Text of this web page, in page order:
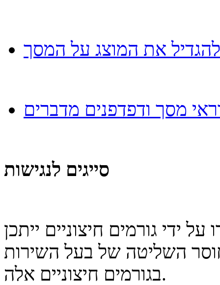
את המוצג על המסך
מסך ודפדפנים מדברים
סייגים לנגישות
ידי גורמים חיצוניים ייתכן
השליטה של בעל השירות
בגורמים חיצוניים אלה.